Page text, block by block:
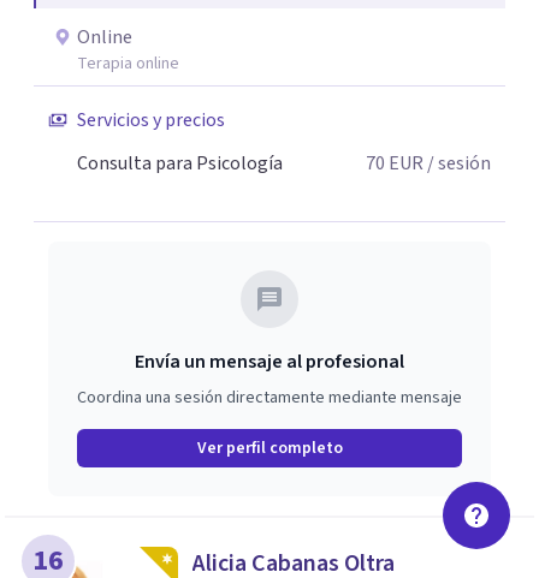
Online
Terapia online
Servicios y precios
Consulta para Psicología
70 EUR / sesión
Envía un mensaje al profesional
Coordina una sesión directamente mediante mensaje
Ver perfil completo
16 Alicia Cabanas Oltra